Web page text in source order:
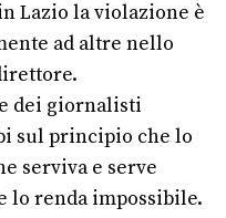
Lazio la violazione è
ad altre nello
dei giornalisti
sul principio che lo
serviva e serve
lo renda impossibile.